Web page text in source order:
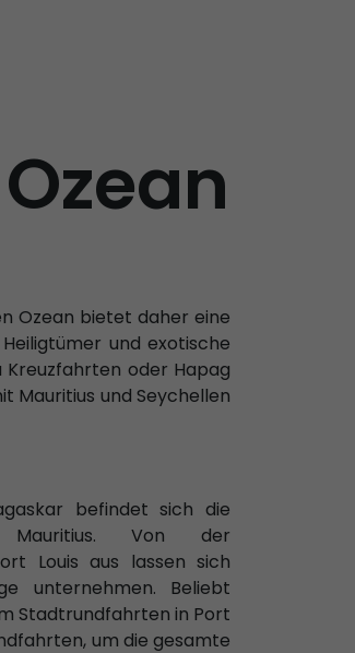
Ozean bietet daher eine
und exotische
oder Hapag
Mauritius und Seychellen
befindet sich die
Von der
Louis aus lassen sich
unternehmen. Beliebt
Stadtrundfahrten in Port
um die gesamte